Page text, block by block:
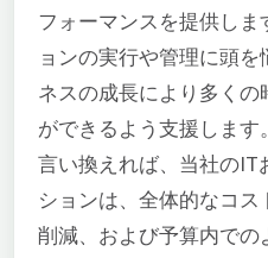
フォーマンスを提供し
ョンの実行や管理に頭
ネスの成長により多くの
ができるよう支援します。
言い換えれば、当社のIT
ションは、全体的なコ
削減、および予算内で